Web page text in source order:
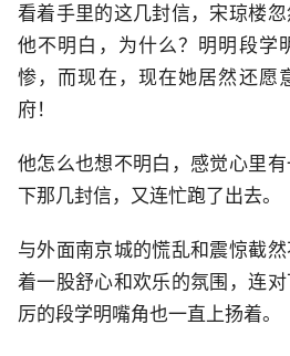
看着手里的这几封信，宋琼楼忽
他不明白，为什么？明明段学
惨，而现在，现在她居然还愿
府！
他怎么也想不明白，感觉心里
下那几封信，又连忙跑了出去。
与外面南京城的慌乱和震惊截
着一股舒心和欢乐的氛围，连
厉的段学明嘴角也一直上扬着。